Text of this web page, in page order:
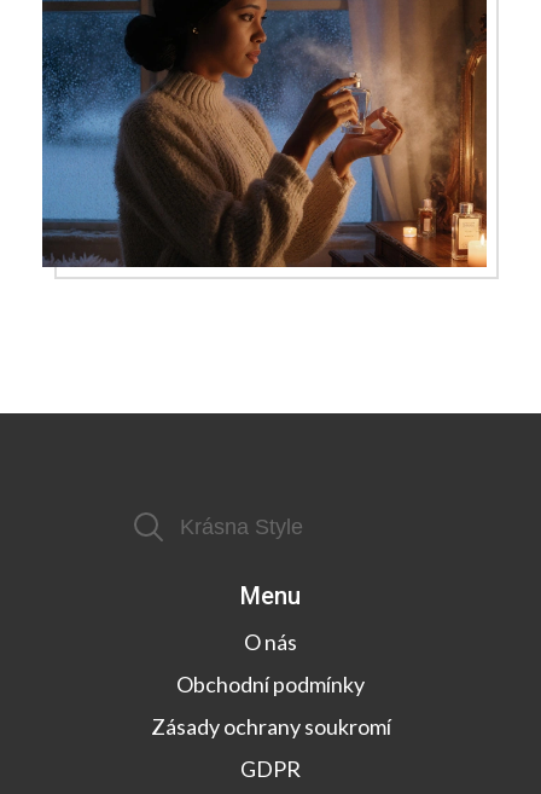
Menu
O nás
Obchodní podmínky
Zásady ochrany soukromí
GDPR